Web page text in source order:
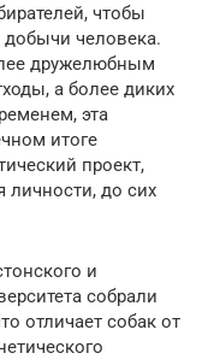
чтобы
добычи человека.
дружелюбным
а более диких
эта
итоге
проект,
личности, до сих
и
собрали
отличает собак от